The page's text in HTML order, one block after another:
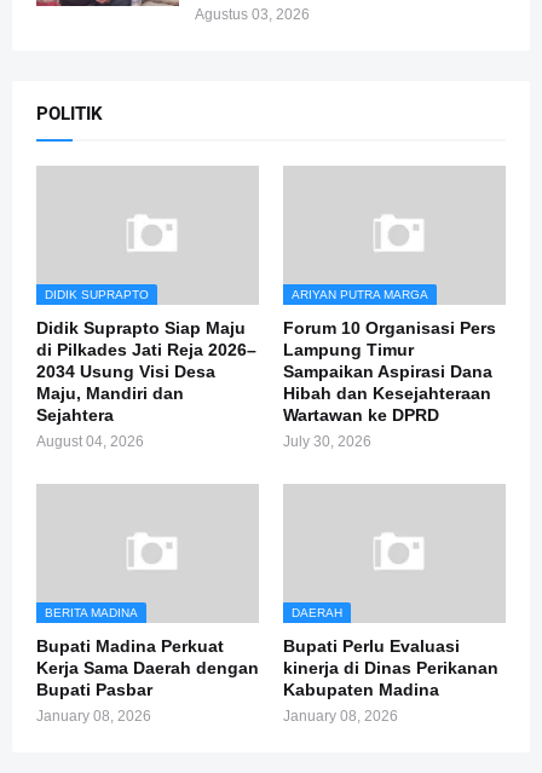
Agustus 03, 2026
POLITIK
DIDIK SUPRAPTO
Didik Suprapto Siap Maju
di Pilkades Jati Reja 2026–
2034 Usung Visi Desa
Maju, Mandiri dan
Sejahtera
August 04, 2026
ARIYAN PUTRA MARGA
Forum 10 Organisasi Pers
Lampung Timur
Sampaikan Aspirasi Dana
Hibah dan Kesejahteraan
Wartawan ke DPRD
July 30, 2026
BERITA MADINA
Bupati Madina Perkuat
Kerja Sama Daerah dengan
Bupati Pasbar
January 08, 2026
DAERAH
Bupati Perlu Evaluasi
kinerja di Dinas Perikanan
Kabupaten Madina
January 08, 2026